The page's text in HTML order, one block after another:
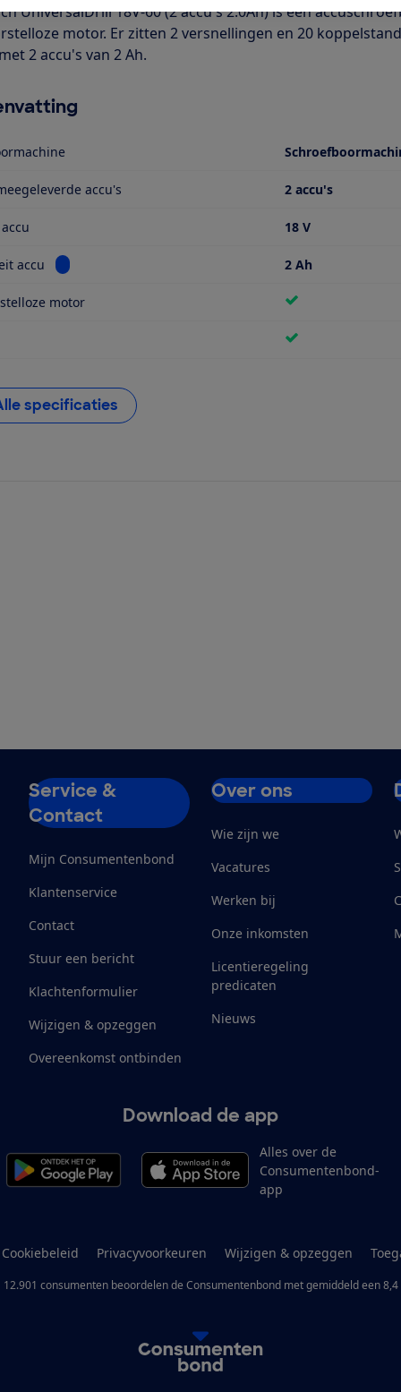
UniversalDrill 18V-60 (2 accu's 2.0Ah) is een
motor. Er zitten 2 versnellingen en 20
2 accu's van 2 Ah.
accu's 2 accu's
18 V
accu Bekijk informatie voor Capaciteit accu 2 Ah
motor
specificaties
Service &
Contact
Mijn Consumentenbond
Klantenservice
Contact
Stuur een bericht
Klachtenformulier
Wijzigen & opzeggen
Overeenkomst ontbinden
Over ons
Wie zijn we
Vacatures
Werken bij
Onze inkomsten
Licentieregeling
predicaten
Nieuws
Download de app
Alles over de
Consumentenbond-
app
Cookiebeleid Privacyvoorkeuren Wijzigen & opzeggen
12.901 consumenten beoordelen de Consumentenbondmet gemiddeld een 8,4